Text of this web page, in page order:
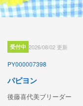
受付中 2026/08/02 更新
PY000007398
パピヨン
後藤喜代美ブリーダー